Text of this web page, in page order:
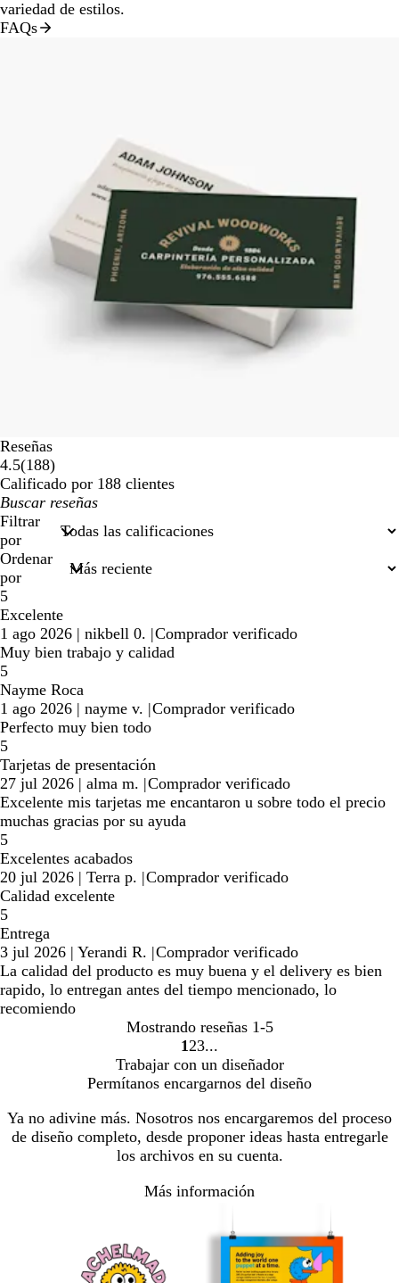
variedad de estilos.
FAQs
Reseñas
4.5(188188
reseñas
)
Calificado por 188 clientes
Mis
datos
de
búsqueda
Filtrar
por
Ordenar
por
5
Excelente
1 ago 2026 | nikbell 0. |Comprador verificado
Muy bien trabajo y calidad
5
Nayme Roca
1 ago 2026 | nayme v. |Comprador verificado
Perfecto muy bien todo
5
Tarjetas de presentación
27 jul 2026 | alma m. |Comprador verificado
Excelente mis tarjetas me encantaron u sobre todo el precio
muchas gracias por su ayuda
5
Excelentes acabados
20 jul 2026 | Terra p. |Comprador verificado
Calidad excelente
5
Entrega
3 jul 2026 | Yerandi R. |Comprador verificado
La calidad del producto es muy buena y el delivery es bien
rapido, lo entregan antes del tiempo mencionado, lo
recomiendo
Mostrando reseñas 1-5
ir
a
la
1
1 ir
a
la
2
2 ir
a
la
3
3
Trabajar con un diseñador
Permítanos encargarnos del diseño
Ya no adivine más. Nosotros nos encargaremos del proceso
de diseño completo, desde proponer ideas hasta entregarle
los archivos en su cuenta.
Más información